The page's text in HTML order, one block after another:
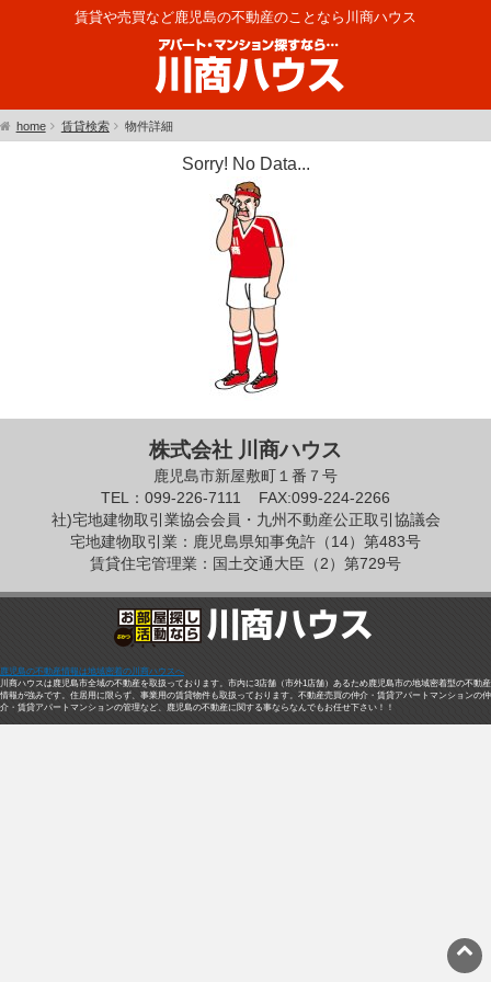
賃貸や売買など鹿児島の不動産のことなら川商ハウス
home 賃貸検索 物件詳細
Sorry! No Data...
株式会社 川商ハウス
鹿児島市新屋敷町１番７号
TEL：099-226-7111
FAX:099-224-2266
社)宅地建物取引業協会会員・九州不動産公正取引協議会
宅地建物取引業：鹿児島県知事免許（14）第483号
賃貸住宅管理業：国土交通大臣（2）第729号
鹿児島の不動産情報は地域密着の川商ハウスへ
川商ハウスは鹿児島市全域の不動産を取扱っております。市内に3店舗（市外1店舗）あるため鹿児島市の地域密着型の不動産
情報が強みです。住居用に限らず、事業用の賃貸物件も取扱っております。不動産売買の仲介・賃貸アパートマンションの仲
介・賃貸アパートマンションの管理など、鹿児島の不動産に関する事ならなんでもお任せ下さい！！